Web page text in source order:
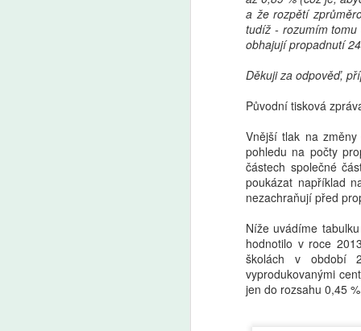
a že rozpětí
tudíž - rozumím
obhajují propadnutí
Děkuji za odpověď,
Původní tisková
Vnější tlak na
pohledu na počty
částech společné
poukázat například
nezachraňují před
Níže uvádíme
hodnotilo v roce
školách v období
vyprodukovanými
jen do rozsahu 0,45
třídy. Je to chaos,
stěžují si ředitelé škol
Přípravné třídy pomáhají dětem
základní školy. Od roku 2029
zaniknout, ministr školství Plaga
a přípravky zachovat. Ředitelé
škol i odborníci to vítají, jen jim
vadí zatím nejasná koncepce.
z